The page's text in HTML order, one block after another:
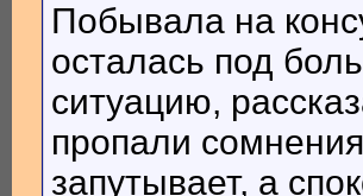
Побывала на
осталась под
ситуацию,
пропали
запутывает, а